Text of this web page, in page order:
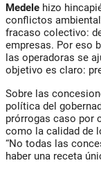
Medele hizo
conflictos
fracaso colectivo:
empresas. Por eso
las operadoras se
objetivo es claro:
Sobre las
política del
prórrogas caso por
como la calidad de
“No todas las
haber una receta